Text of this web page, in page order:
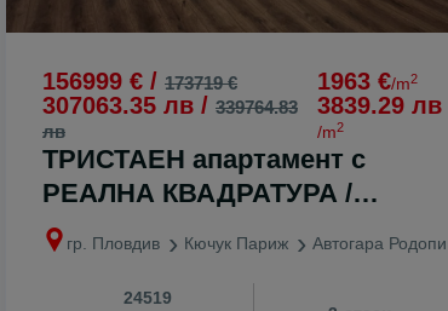
156999 € / 173719 €
307063.35 лв / 339764.83
лв
1963 €/m2
3839.29 лв
/m2
ТРИСТАЕН апартамент с
РЕАЛНА КВАДРАТУРА /
Автогара Родопи
гр. Пловдив Кючук Париж Автогара Родопи
24519